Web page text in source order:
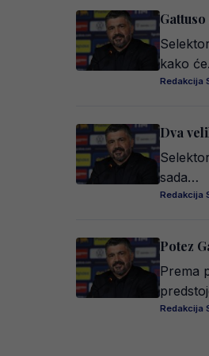
kako
Redakcija
Dva
sada…
Redakcija
Potez
Prema
Redakcija